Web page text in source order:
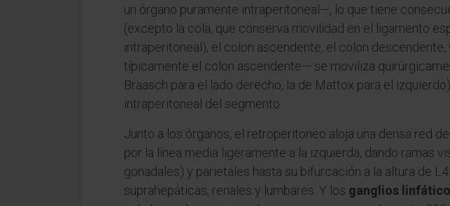
un órgano puramente intraperitoneal—, lo que tiene
(excepto la cola, que conserva movilidad en el ligamento
intraperitoneal), el colon ascendente, el colon
típicamente el colon ascendente— se moviliza
Braasch para el lado derecho, la de Mattox para el
intraperitoneal del segmento.
Junto a los órganos, el retroperitoneo aloja una densa red
por la línea media ligeramente a la izquierda, dando ramas
gonadales) y parietales hasta su bifurcación a la altura de
suprahepáticas, renales y lumbares. Y los ganglios